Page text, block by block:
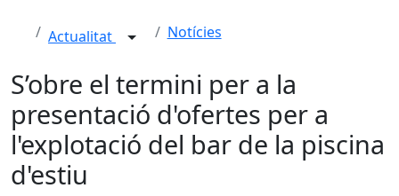
Actualitat Notícies
S’obre el termini per a la
presentació d'ofertes per a
l'explotació del bar de la piscina
d'estiu